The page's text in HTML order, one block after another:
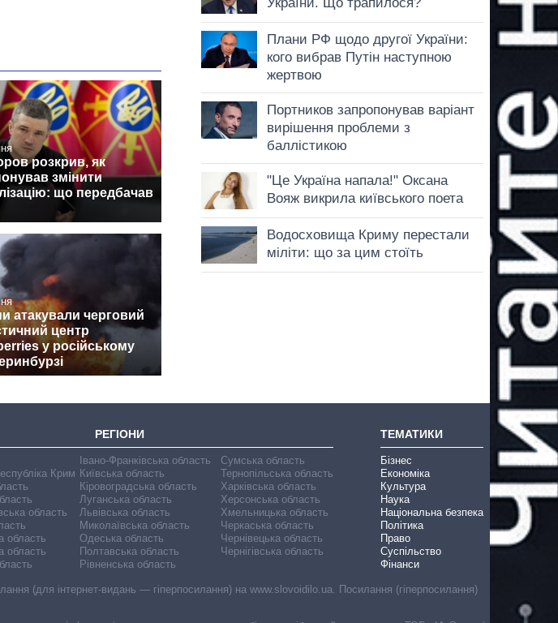
розкрив, як
змінити
що передбачав
атакували черговий
центр
у російському
РЕГІОНИ
Крим
область
область
область
Івано-Франківська область
Київська область
Кіровоградська область
Луганська область
Львівська область
Миколаївська область
Одеська область
Полтавська область
Рівненська область
Сумська область
Тернопільська область
Харківська область
Херсонська область
Хмельницька область
Черкаська область
Чернівецька область
Чернігівська область
ТЕМАТИКИ
Бізнес
Економіка
Культура
Наука
Національна безпека
Політика
Право
Суспільство
Фінанси
(для інтернет-видань — гіперпосилання) на www.slovoidilo.ua. Посилання (гіперпосилання)